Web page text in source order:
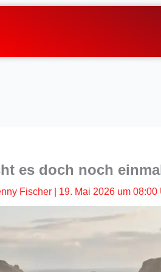
es doch noch
Fischer 19. Mai 2026 um 08:00